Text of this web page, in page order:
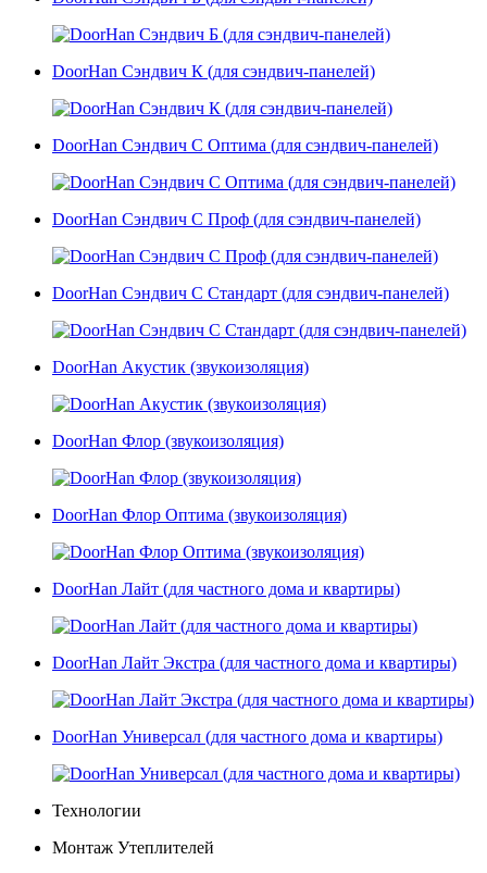
DoorHan Сэндвич К (для сэндвич-панелей)
DoorHan Сэндвич С Оптима (для сэндвич-панелей)
DoorHan Сэндвич С Проф (для сэндвич-панелей)
DoorHan Сэндвич С Стандарт (для сэндвич-панелей)
DoorHan Акустик (звукоизоляция)
DoorHan Флор (звукоизоляция)
DoorHan Флор Оптима (звукоизоляция)
DoorHan Лайт (для частного дома и квартиры)
DoorHan Лайт Экстра (для частного дома и квартиры)
DoorHan Универсал (для частного дома и квартиры)
Технологии
Монтаж Утеплителей